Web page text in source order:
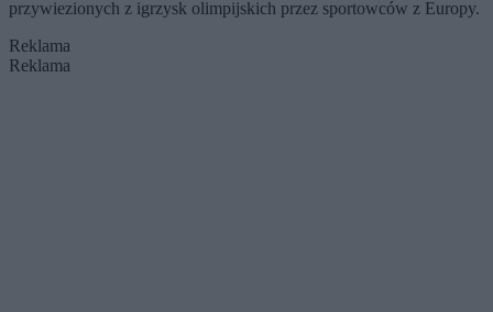
przywiezionych z igrzysk olimpijskich przez sportowców z Europy.
Reklama
Reklama